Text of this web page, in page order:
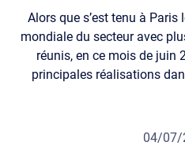
Alors que s’est tenu à
mondiale du secteur avec
réunis, en ce mois de juin
principales réalisations
04/07/